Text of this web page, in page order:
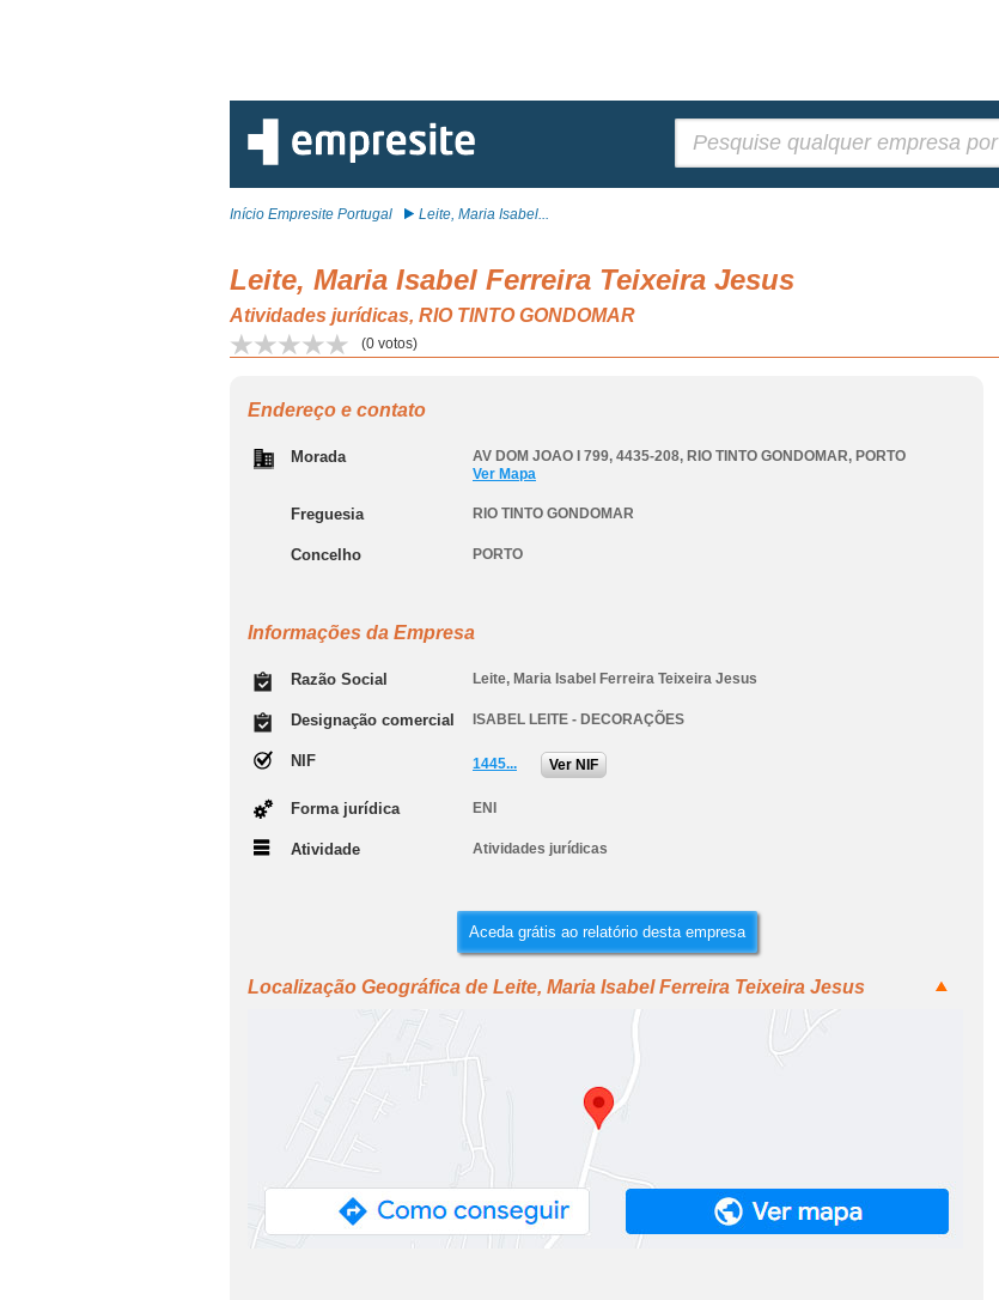
Início Empresite Portugal Leite, Maria Isabel...
Leite, Maria Isabel Ferreira Teixeira Jesus
Atividades jurídicas, RIO TINTO GONDOMAR
(0 votos)
Endereço e contato
Morada AV DOM JOAO I 799, 4435-208, RIO TINTO GONDOMAR, PORTO
Ver Mapa
Freguesia RIO TINTO GONDOMAR
Concelho PORTO
Informações da Empresa
Razão Social Leite, Maria Isabel Ferreira Teixeira Jesus
Designação comercial ISABEL LEITE - DECORAÇÕES
NIF 1445... Ver NIF
Forma jurídica ENI
Atividade Atividades jurídicas
Aceda grátis ao relatório desta empresa
Localização Geográfica de Leite, Maria Isabel Ferreira Teixeira Jesus